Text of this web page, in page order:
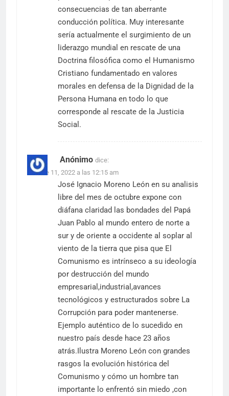
consecuencias de tan aberrante
conducción política. Muy interesante
sería actualmente el surgimiento de un
liderazgo mundial en rescate de una
Doctrina filosófica como el Humanismo
Cristiano fundamentado en valores
morales en defensa de la Dignidad de la
Persona Humana en todo lo que
corresponde al rescate de la Justicia
Social.
Anónimo dice:
octubre 11, 2022 a las 12:15 am
José Ignacio Moreno León en su analisis
libre del mes de octubre expone con
diáfana claridad las bondades del Papá
Juan Pablo al mundo entero de norte a
sur y de oriente a occidente al soplar al
viento de la tierra que pisa que El
Comunismo es intrínseco a su ideología
por destrucción del mundo
empresarial,industrial,avances
tecnológicos y estructurados sobre La
Corrupción para poder mantenerse.
Ejemplo auténtico de lo sucedido en
nuestro país desde hace 23 años
atrás.Ilustra Moreno León con grandes
rasgos la evolución histórica del
Comunismo y cómo un hombre tan
importante lo enfrentó sin miedo ,con